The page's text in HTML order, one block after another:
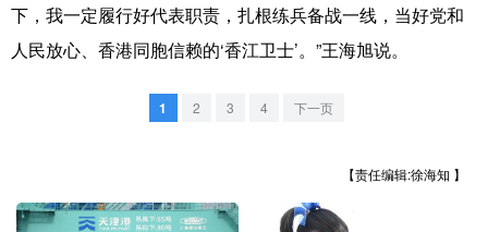
下，我一定履行好代表职责，扎根练兵备战一线，当好党和
人民放心、香港同胞信赖的‘香江卫士’。”王海旭说。
1 2 3 4 下一页
【责任编辑:徐海知 】